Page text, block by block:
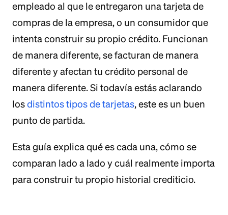
empleado al que le entregaron una tarjeta de
compras de la empresa, o un consumidor que
intenta construir su propio crédito. Funcionan
de manera diferente, se facturan de manera
diferente y afectan tu crédito personal de
manera diferente. Si todavía estás aclarando
losdistintos tipos de tarjetas, este es un buen
punto de partida.
Esta guía explica qué es cada una, cómo se
comparan lado a lado y cuál realmente importa
para construir tu propio historial crediticio.